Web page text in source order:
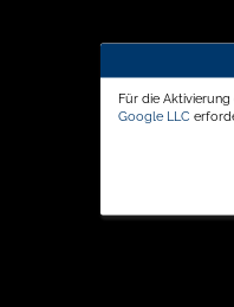
Für die
Google LLC